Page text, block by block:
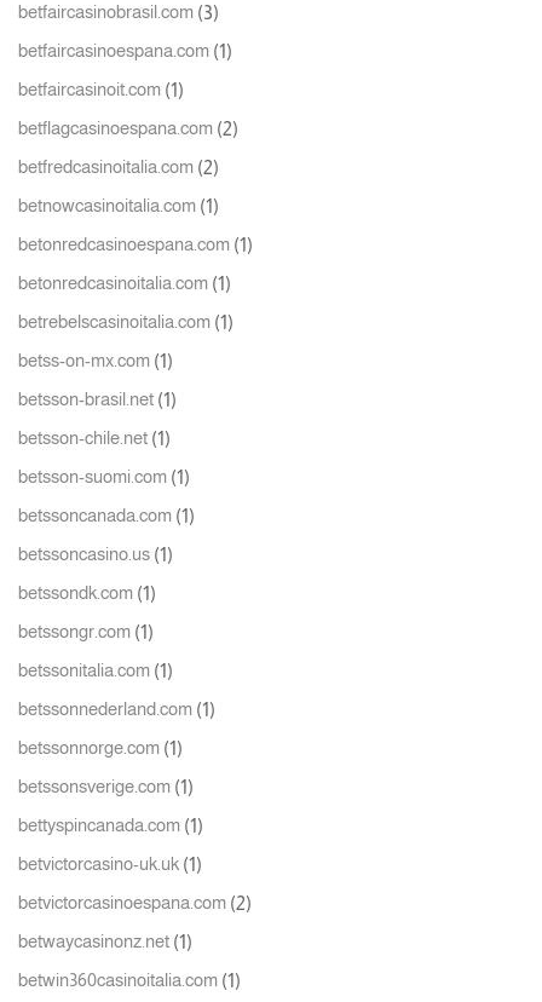
betfaircasinobrasil.com (3)
betfaircasinoespana.com (1)
betfaircasinoit.com (1)
betflagcasinoespana.com (2)
betfredcasinoitalia.com (2)
betnowcasinoitalia.com (1)
betonredcasinoespana.com (1)
betonredcasinoitalia.com (1)
betrebelscasinoitalia.com (1)
betss-on-mx.com (1)
betsson-brasil.net (1)
betsson-chile.net (1)
betsson-suomi.com (1)
betssoncanada.com (1)
betssoncasino.us (1)
betssondk.com (1)
betssongr.com (1)
betssonitalia.com (1)
betssonnederland.com (1)
betssonnorge.com (1)
betssonsverige.com (1)
bettyspincanada.com (1)
betvictorcasino-uk.uk (1)
betvictorcasinoespana.com (2)
betwaycasinonz.net (1)
betwin360casinoitalia.com (1)